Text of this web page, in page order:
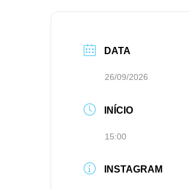
DATA
26/09/2026
INÍCIO
15:00
INSTAGRAM